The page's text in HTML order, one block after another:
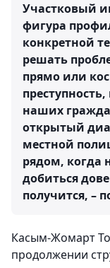
Участковый
фигура
конкретной
решать
прямо или
наших
открытый
местной
рядом, когда
добиться
получится, –
Касым-Жомарт
продолжении